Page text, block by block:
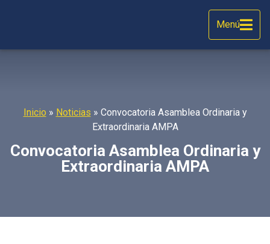
Menú
Inicio » Noticias » Convocatoria Asamblea Ordinaria y
Extraordinaria AMPA
Convocatoria Asamblea Ordinaria y
Extraordinaria AMPA